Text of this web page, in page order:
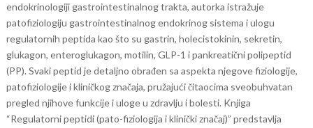
endokrinologiji gastrointestinalnog trakta, autorka istražuje
patofiziologiju gastrointestinalnog endokrinog sistema i ulogu
regulatornih peptida kao što su gastrin, holecistokinin, sekretin,
glukagon, enteroglukagon, motilin, GLP-1 i pankreatični polipeptid
(PP). Svaki peptid je detaljno obrađen sa aspekta njegove fiziologije,
patofiziologije i kliničkog značaja, pružajući čitaocima sveobuhvatan
pregled njihove funkcije i uloge u zdravlju i bolesti. Knjiga
“Regulatorni peptidi (pato-fiziologija i klinički značaj)” predstavlja